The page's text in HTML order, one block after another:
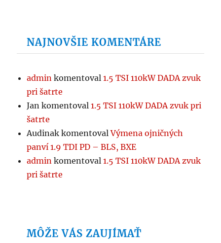
NAJNOVŠIE KOMENTÁRE
admin komentoval1.5 TSI 110kW DADA zvuk
pri šatrte
Jan komentoval1.5 TSI 110kW DADA zvuk pri
šatrte
Audinak komentovalVýmena ojničných
panví 1.9 TDI PD – BLS, BXE
admin komentoval1.5 TSI 110kW DADA zvuk
pri šatrte
MÔŽE VÁS ZAUJÍMAŤ